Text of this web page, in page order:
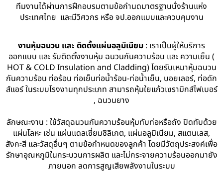
ทีมงานได้ผ่านการฝึกอบรมตามข้อกำนดมาตรฐานนั่งร้านแห่ง
ประเทศไทย และมีวิศวกร หรือ จป.ออกแบบและควบคุมงาน
งานหุ้มฉนวน และ ติดตั้งแผ่นอลูมิเนียม : เราเป็นผู้ให้บริการ
ออกแบบ และ รับติดตั้งงานหุ้ม ฉนวนกันความร้อน และ ความเย็น (
HOT & COLD Insulation and Cladding) โดยรับเหมาหุ้มฉนวน
กันความร้อน ท่อร้อน ท่อเย็นท่อน้ำร้อน-ท่อน้ำเย็น, บอยเลอร์, ท่อดัก
ส์แอร์ ในระบบโรงงานทุกประเภท สามารถหุ้มใยแก้วเซรามิกส์ไฟเบอร์
, ฉนวนยาง
ลักษณะงาน : ใช้วัสดุฉนวนกันความร้อนหุ้มทับท่อหรือถัง ปิดทับด้วย
แผ่นโลหะ เช่น แผ่นแดลเซี่ยมซิลิเกต, แผ่นอลูมิเนียม, สแตนเลส,
สังกะสี และวัสดุอื่นๆ ตามข้อกำหนดของลูกค้า โดยมีวัตถุประสงค์เพื่อ
รักษาอุณหภูมิในกระบวนการผลิต และไม่กระจายความร้อนออกมายัง
ภายนอก ลดการสูญเสียพลังงานในระบบ